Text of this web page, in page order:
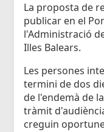
La proposta de
publicar en el
l'Administració
Illes Balears.
Les persones
termini de dos
de l'endemà de
tràmit
creguin